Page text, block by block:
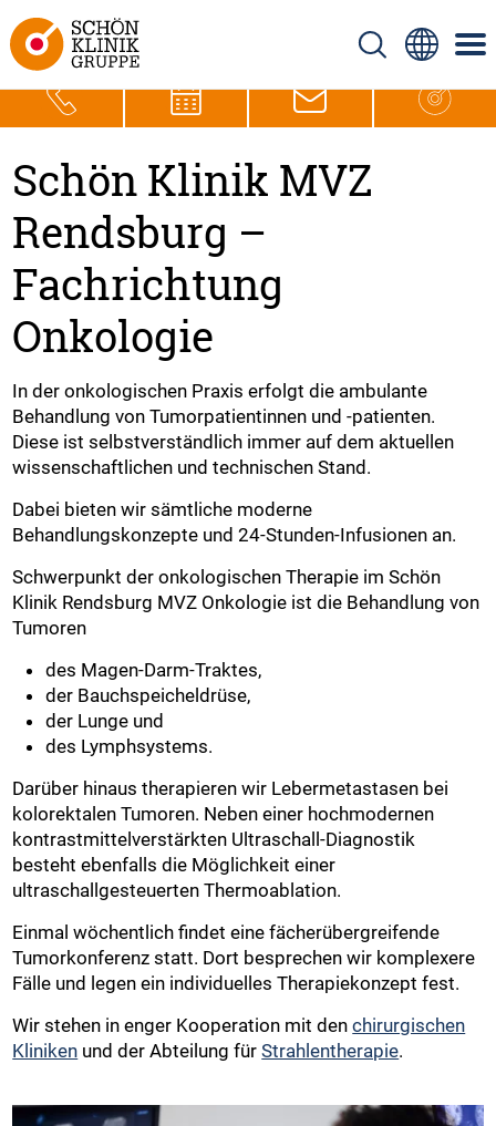
Schön Klinik MVZ
Rendsburg –
Fachrichtung
Onkologie
In der onkologischen Praxis erfolgt die ambulante
Behandlung von Tumorpatientinnen und -patienten.
Diese ist selbstverständlich immer auf dem aktuellen
wissenschaftlichen und technischen Stand.
Dabei bieten wir sämtliche moderne
Behandlungskonzepte und 24-Stunden-Infusionen an.
Schwerpunkt der onkologischen Therapie im Schön
Klinik Rendsburg MVZ Onkologie ist die Behandlung von
Tumoren
des Magen-Darm-Traktes,
der Bauchspeicheldrüse,
der Lunge und
des Lymphsystems.
Darüber hinaus therapieren wir Lebermetastasen bei
kolorektalen Tumoren. Neben einer hochmodernen
kontrastmittelverstärkten Ultraschall-Diagnostik
besteht ebenfalls die Möglichkeit einer
ultraschallgesteuerten Thermoablation.
Einmal wöchentlich findet eine fächerübergreifende
Tumorkonferenz statt. Dort besprechen wir komplexere
Fälle und legen ein individuelles Therapiekonzept fest.
Wir stehen in enger Kooperation mit denchirurgischen
Kliniken und der Abteilung fürStrahlentherapie.